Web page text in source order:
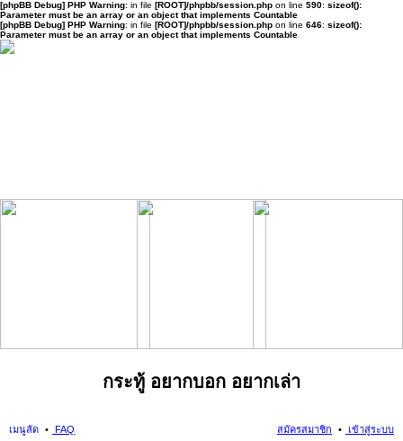
[phpBB Debug] PHP Warning: in file [ROOT]/phpbb/session.php on line 590: sizeof():
Parameter must be an array or an object that implements Countable
[phpBB Debug] PHP Warning: in file [ROOT]/phpbb/session.php on line 646: sizeof():
Parameter must be an array or an object that implements Countable
กระทู้ อยากบอก อยากเล่า
เมนูลัด FAQ เข้าสู่ระบบ
สมัครสมาชิก